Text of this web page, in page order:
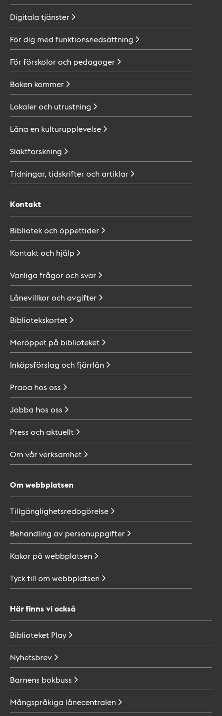
Digitala tjänster
För dig med funktionsnedsättning
För förskolor och pedagoger
Boken kommer
Lokaler och utrustning
Låna en kulturupplevelse
Släktforskning
Tidningar, tidskrifter ochartiklar
Kontakt
Bibliotek ochöppettider
Kontakt och hjälp
Vanliga frågor ochsvar
Lånevillkor ochavgifter
Bibliotekskortet
Meröppet på biblioteket
Inköpsförslag ochfjärrlån
Praoa hos oss
Jobba hos oss
Press ochaktuellt
Om vårverksamhet
Om webbplatsen
Tillgänglighetsredogörelse
Behandling av personuppgifter
Kakor på webbplatsen
Tyck till om webbplatsen
Här finns vi också
Biblioteket Play
Nyhetsbrev
Barnens bokbuss
Mångspråkiga lånecentralen